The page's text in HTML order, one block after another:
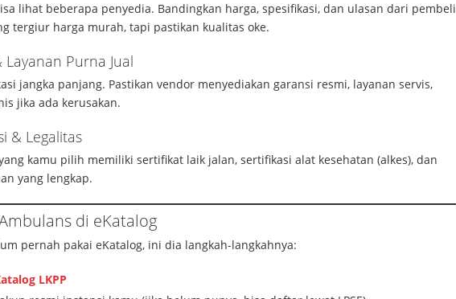
lihat beberapa penyedia. Bandingkan harga, spesifikasi, dan ulasan dari pembeli
tergiur harga murah, tapi pastikan kualitas oke.
Layanan Purna Jual
jangka panjang. Pastikan vendor menyediakan garansi resmi, layanan servis,
jika ada kerusakan.
& Legalitas
kamu pilih memiliki sertifikat laik jalan, sertifikasi alat kesehatan (alkes), dan
yang lengkap.
di eKatalog
pernah pakai eKatalog, ini dia langkah-langkahnya:
LKPP